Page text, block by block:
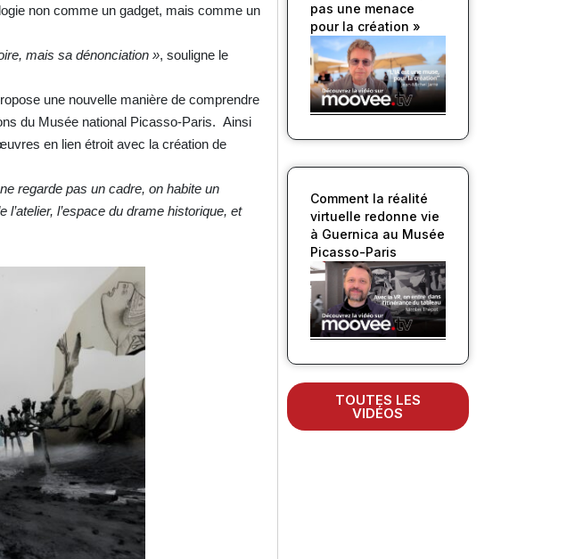
non comme un gadget, mais comme un
mais sa dénonciation », souligne le
une nouvelle manière de comprendre
du Musée national Picasso-Paris. Ainsi
en lien étroit avec la création de
regarde pas un cadre, on habite un
l’espace du drame historique, et
pas une menace
pour la création »
Comment la réalité
virtuelle redonne vie
à Guernica au Musée
Picasso-Paris
TOUTES LES
VIDÉOS